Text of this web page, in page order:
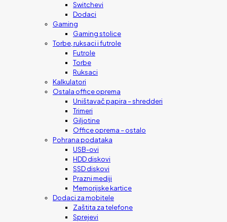
Switchevi
Dodaci
Gaming
Gaming stolice
Torbe, ruksaci i futrole
Futrole
Torbe
Ruksaci
Kalkulatori
Ostala office oprema
Uništavač papira – shredderi
Trimeri
Giljotine
Office oprema – ostalo
Pohrana podataka
USB-ovi
HDD diskovi
SSD diskovi
Prazni mediji
Memorijske kartice
Dodaci za mobitele
Zaštita za telefone
Sprejevi